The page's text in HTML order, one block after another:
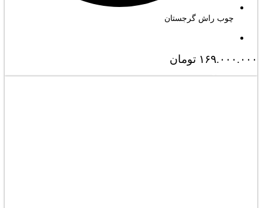
چوب راش گرجستان
۱۶۹.۰۰۰.۰۰۰ تومان